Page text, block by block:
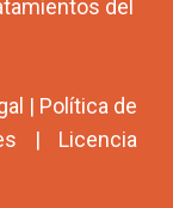
del
| Política de
| Licencia